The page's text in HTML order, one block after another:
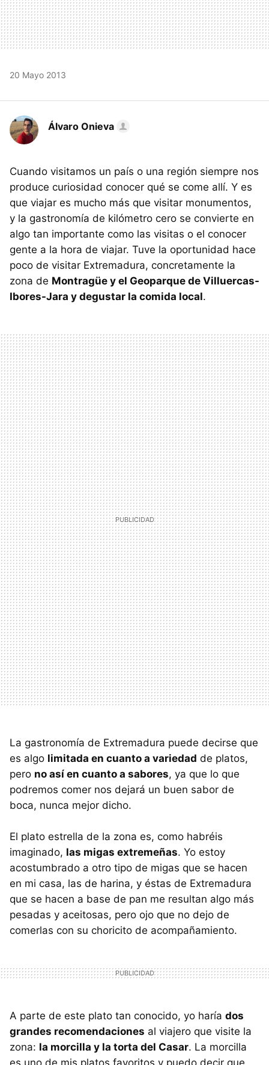
20 Mayo 2013
Álvaro Onieva
Cuando visitamos un país o una región siempre nos
produce curiosidad conocer qué se come allí. Y es
que viajar es mucho más que visitar monumentos,
y la gastronomía de kilómetro cero se convierte en
algo tan importante como las visitas o el conocer
gente a la hora de viajar. Tuve la oportunidad hace
poco de visitar Extremadura, concretamente la
zona de Montragüe y el Geoparque de Villuercas-
Ibores-Jara y degustar la comida local.
La gastronomía de Extremadura puede decirse que
es algo limitada en cuanto a variedad de platos,
pero no así en cuanto a sabores, ya que lo que
podremos comer nos dejará un buen sabor de
boca, nunca mejor dicho.
El plato estrella de la zona es, como habréis
imaginado, las migas extremeñas. Yo estoy
acostumbrado a otro tipo de migas que se hacen
en mi casa, las de harina, y éstas de Extremadura
que se hacen a base de pan me resultan algo más
pesadas y aceitosas, pero ojo que no dejo de
comerlas con su choricito de acompañamiento.
A parte de este plato tan conocido, yo haría dos
grandes recomendaciones al viajero que visite la
zona: la morcilla y la torta del Casar. La morcilla
es uno de mis platos favoritos y puedo decir que